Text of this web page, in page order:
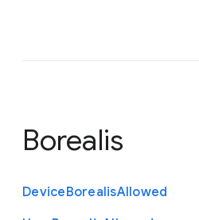
Borealis
DeviceBorealisAllowed